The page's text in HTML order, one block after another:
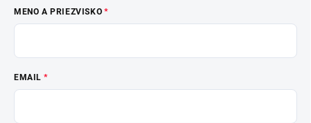
MENO A PRIEZVISKO
EMAIL